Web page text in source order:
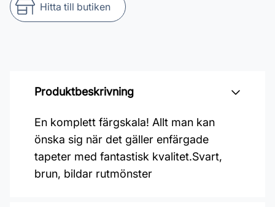
Hitta till butiken
Produktbeskrivning
En komplett färgskala! Allt man kan
önska sig när det gäller enfärgade
tapeter med fantastisk kvalitet.Svart,
brun, bildar rutmönster